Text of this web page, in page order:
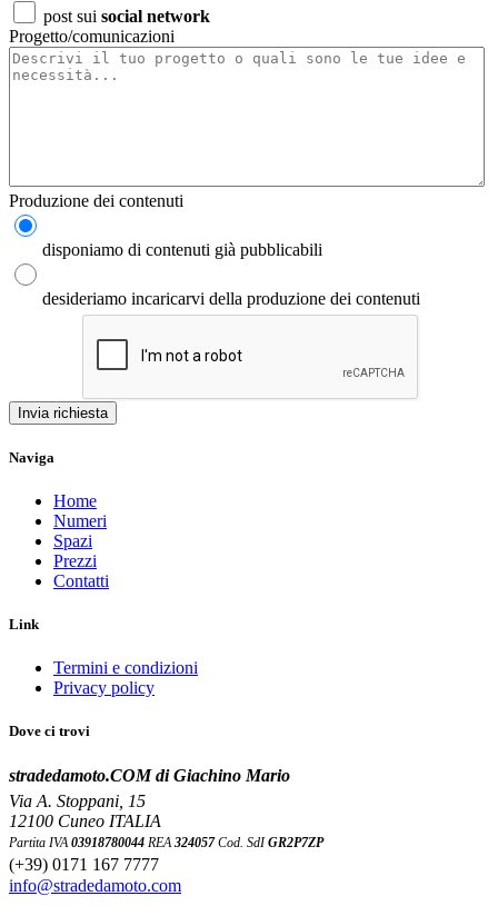
post sui social network
Progetto/comunicazioni
Produzione dei contenuti
disponiamo di contenuti già pubblicabili
desideriamo incaricarvi della produzione dei contenuti
Invia richiesta
Naviga
Home
Numeri
Spazi
Prezzi
Contatti
Link
Termini e condizioni
Privacy policy
Dove ci trovi
stradedamoto.COM di Giachino Mario
Via A. Stoppani, 15
12100 Cuneo ITALIA
Partita IVA 03918780044 REA 324057Cod. SdIGR2P7ZP
(+39) 0171 167 7777
info@stradedamoto.com